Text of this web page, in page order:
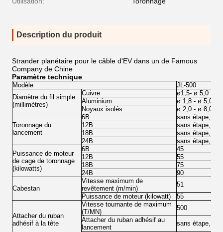
Description du produit
Strander planétaire pour le câble d'EV dans un de Famous
Company de Chine
Paramètre technique
Modèle
JL-500
Diamètre du fil simple
(millimètres)
Cuivre ø1,5- ø 5,0
Aluminium
ø 1,8 - ø 5,0
Noyaux isolés
ø 2,0 - ø 8,0
Toronnage du
lancement
6B
sans étape,
12B
sans étape,
18B
sans étape,
24B
sans étape,
Puissance de moteur
de cage de toronnage
(kilowatts)
6B
45
12B
55
18B
75
24B
90
Cabestan
Vitesse maximum de
revêtement (m/min)
51
Puissance de moteur (kilowatt) 55
Attacher du ruban
adhésif à la tête
Vitesse tournante de maximum
(T/MN)
500
Attacher du ruban adhésif au
lancement
sans étape,